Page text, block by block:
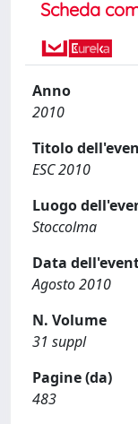
Scheda
Anno
2010
Titolo
ESC 2010
Luogo
Stoccolma
Data
Agosto 2010
N. Volume
31 suppl
Pagine (da)
483